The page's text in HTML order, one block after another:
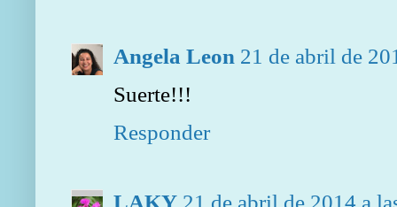
Angela Leon 21 de abril de
Suerte!!!
Responder
LAKY 21 de abril de 2014 a